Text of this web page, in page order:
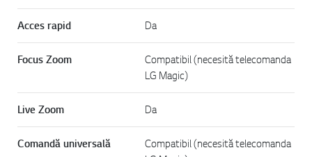
Acces rapid Da
Focus Zoom
Compatibil (necesită telecomanda
LG Magic)
Live Zoom Da
Comandă universală
Compatibil (necesită telecomanda